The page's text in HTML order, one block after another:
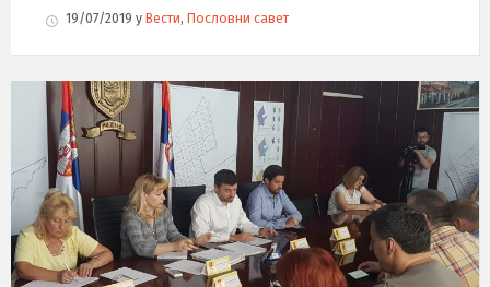
19/07/2019 у Вести, Пословни савет